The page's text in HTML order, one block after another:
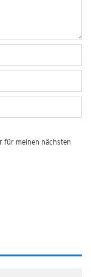
für meinen nächsten